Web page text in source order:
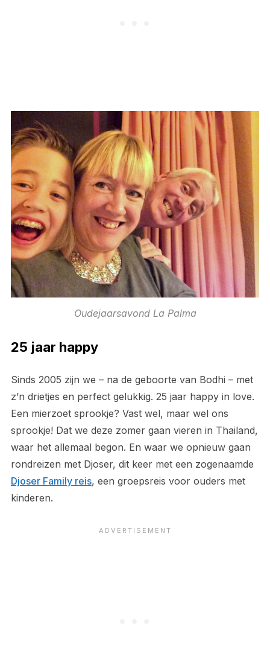
Oudejaarsavond La Palma
25 jaar happy
Sinds 2005 zijn we – na de geboorte van Bodhi – met
z’n drietjes en perfect gelukkig. 25 jaar happy in love.
Een mierzoet sprookje? Vast wel, maar wel ons
sprookje! Dat we deze zomer gaan vieren in Thailand,
waar het allemaal begon. En waar we opnieuw gaan
rondreizen met Djoser, dit keer met een zogenaamde
Djoser Family reis, een groepsreis voor ouders met
kinderen.